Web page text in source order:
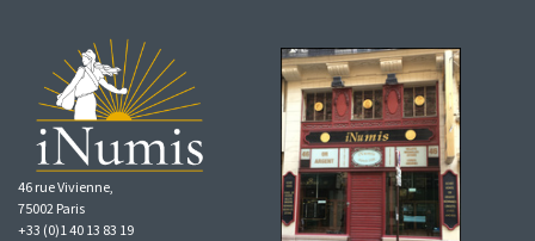
46 rue Vivienne,
75002 Paris
+33 (0)1 40 13 83 19